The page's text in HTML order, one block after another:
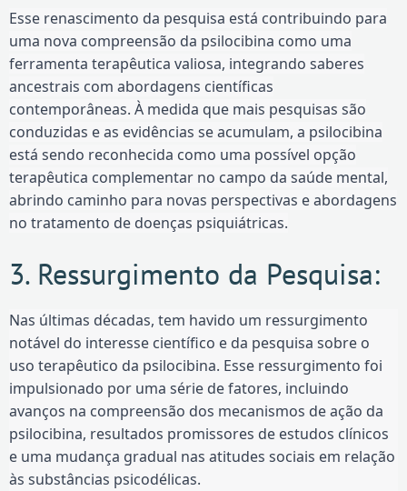
Esse renascimento da pesquisa está contribuindo para
uma nova compreensão da psilocibina como uma
ferramenta terapêutica valiosa, integrando saberes
ancestrais com abordagens científicas
contemporâneas. À medida que mais pesquisas são
conduzidas e as evidências se acumulam, a psilocibina
está sendo reconhecida como uma possível opção
terapêutica complementar no campo da saúde mental,
abrindo caminho para novas perspectivas e abordagens
no tratamento de doenças psiquiátricas.
3. Ressurgimento da Pesquisa:
Nas últimas décadas, tem havido um ressurgimento
notável do interesse científico e da pesquisa sobre o
uso terapêutico da psilocibina. Esse ressurgimento foi
impulsionado por uma série de fatores, incluindo
avanços na compreensão dos mecanismos de ação da
psilocibina, resultados promissores de estudos clínicos
e uma mudança gradual nas atitudes sociais em relação
às substâncias psicodélicas.